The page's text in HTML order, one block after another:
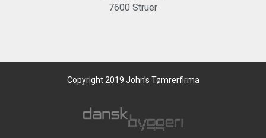
7600 Struer
Copyright 2019 John’s Tømrerfirma